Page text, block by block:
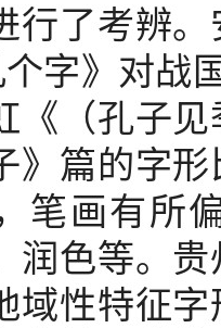
行了考辨
个字》对战
《（孔子
》篇的字
笔画有所
润色等。
域性特征